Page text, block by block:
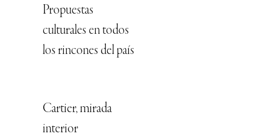
Propuestas
culturales en todos
los rincones del país
Cartier, mirada
interior